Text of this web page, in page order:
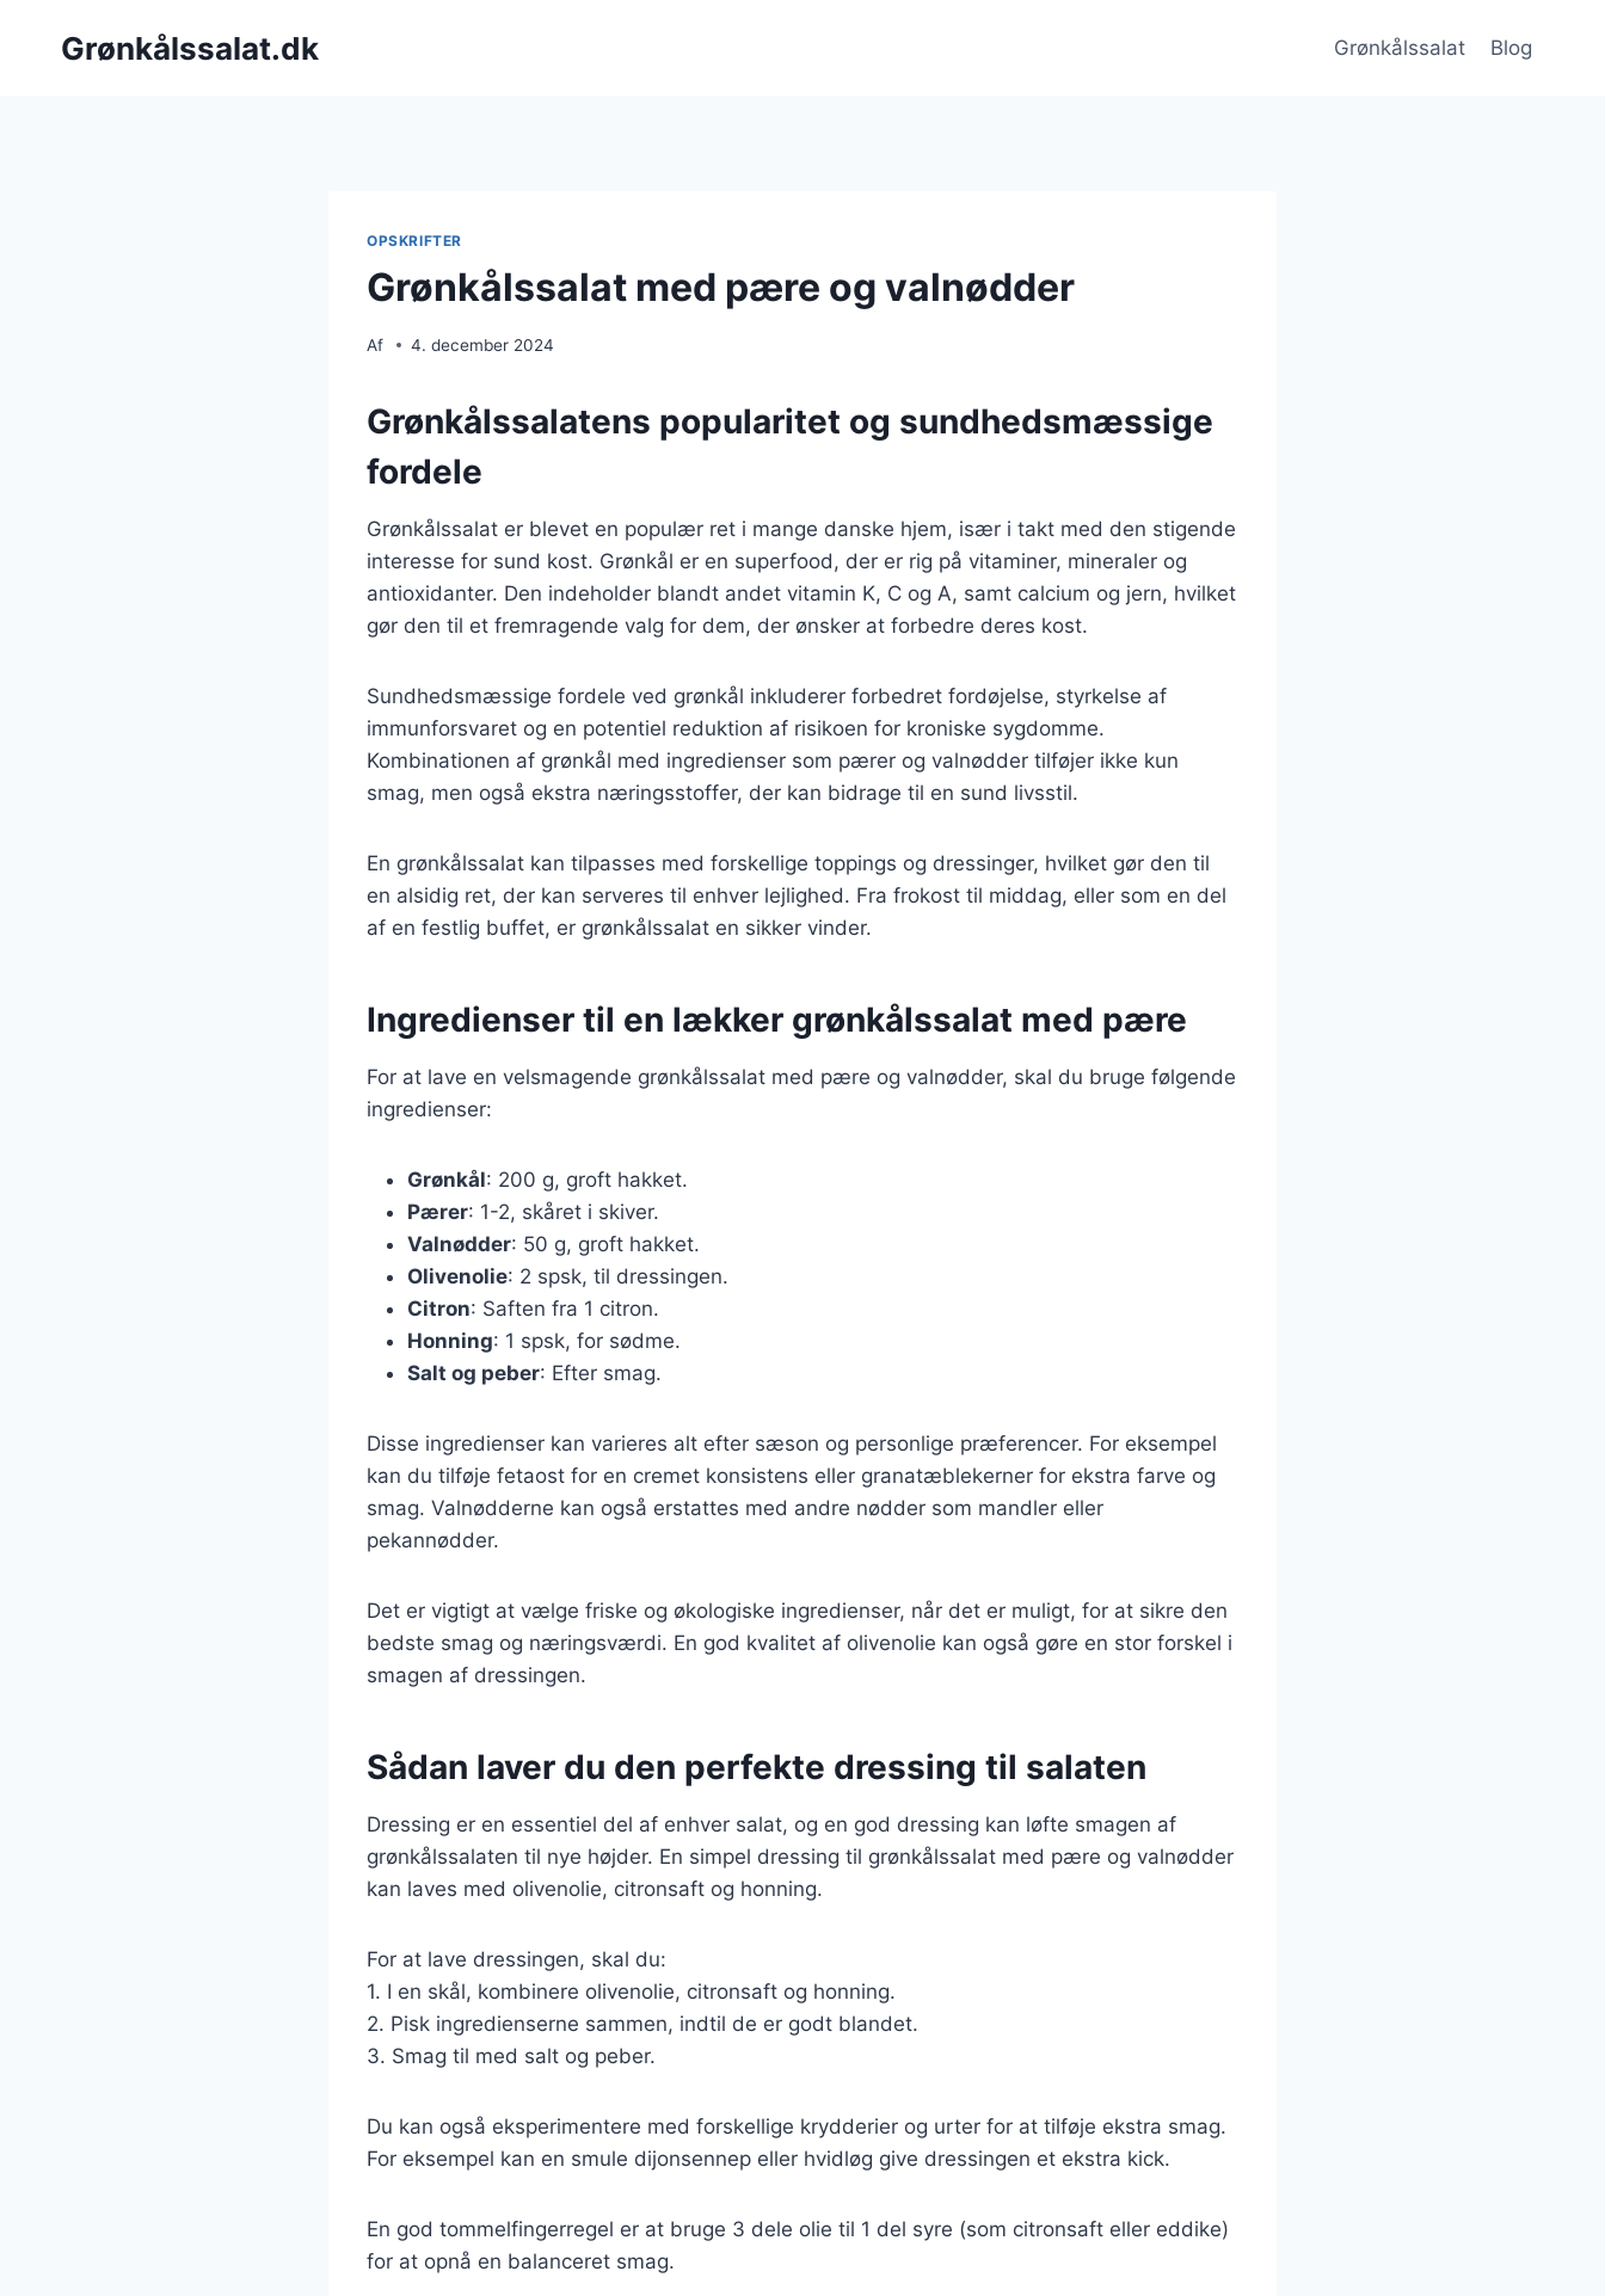
Grønkålssalat.dk Grønkålssalat Blog
OPSKRIFTER
Grønkålssalat med pære og valnødder
Af 4. december 2024
Grønkålssalatens popularitet og sundhedsmæssige
fordele
Grønkålssalat er blevet en populær ret i mange danske hjem, især i takt med den stigende
interesse for sund kost. Grønkål er en superfood, der er rig på vitaminer, mineraler og
antioxidanter. Den indeholder blandt andet vitamin K, C og A, samt calcium og jern, hvilket
gør den til et fremragende valg for dem, der ønsker at forbedre deres kost.
Sundhedsmæssige fordele ved grønkål inkluderer forbedret fordøjelse, styrkelse af
immunforsvaret og en potentiel reduktion af risikoen for kroniske sygdomme.
Kombinationen af grønkål med ingredienser som pærer og valnødder tilføjer ikke kun
smag, men også ekstra næringsstoffer, der kan bidrage til en sund livsstil.
En grønkålssalat kan tilpasses med forskellige toppings og dressinger, hvilket gør den til
en alsidig ret, der kan serveres til enhver lejlighed. Fra frokost til middag, eller som en del
af en festlig buffet, er grønkålssalat en sikker vinder.
Ingredienser til en lækker grønkålssalat med pære
For at lave en velsmagende grønkålssalat med pære og valnødder, skal du bruge følgende
ingredienser:
Grønkål: 200 g, groft hakket.
Pærer: 1-2, skåret i skiver.
Valnødder: 50 g, groft hakket.
Olivenolie: 2 spsk, til dressingen.
Citron: Saften fra 1 citron.
Honning: 1 spsk, for sødme.
Salt og peber: Efter smag.
Disse ingredienser kan varieres alt efter sæson og personlige præferencer. For eksempel
kan du tilføje fetaost for en cremet konsistens eller granatæblekerner for ekstra farve og
smag. Valnødderne kan også erstattes med andre nødder som mandler eller
pekannødder.
Det er vigtigt at vælge friske og økologiske ingredienser, når det er muligt, for at sikre den
bedste smag og næringsværdi. En god kvalitet af olivenolie kan også gøre en stor forskel i
smagen af dressingen.
Sådan laver du den perfekte dressing til salaten
Dressing er en essentiel del af enhver salat, og en god dressing kan løfte smagen af
grønkålssalaten til nye højder. En simpel dressing til grønkålssalat med pære og valnødder
kan laves med olivenolie, citronsaft og honning.
For at lave dressingen, skal du:
1. I en skål, kombinere olivenolie, citronsaft og honning.
2. Pisk ingredienserne sammen, indtil de er godt blandet.
3. Smag til med salt og peber.
Du kan også eksperimentere med forskellige krydderier og urter for at tilføje ekstra smag.
For eksempel kan en smule dijonsennep eller hvidløg give dressingen et ekstra kick.
En god tommelfingerregel er at bruge 3 dele olie til 1 del syre (som citronsaft eller eddike)
for at opnå en balanceret smag.